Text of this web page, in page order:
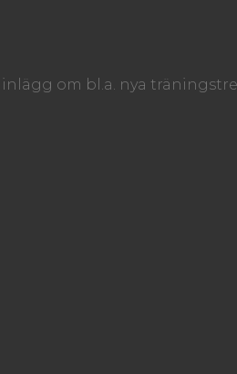
inlägg om bl.a. nya